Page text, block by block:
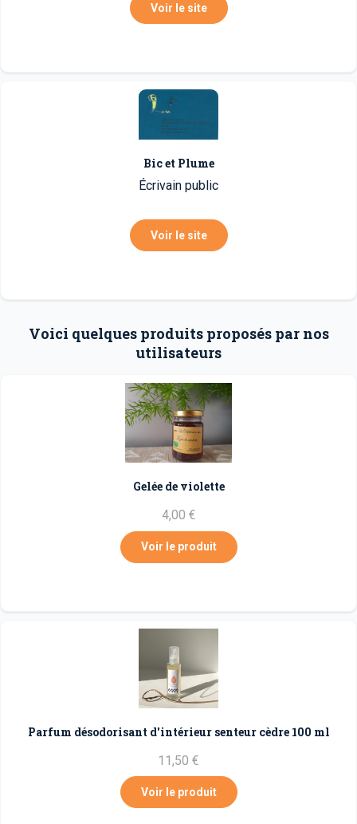
Voir le site
Bic et Plume
Écrivain public
Voir le site
Voici quelques produits proposés par nos
utilisateurs
Gelée de violette
4,00 €
Voir le produit
Parfum désodorisant d'intérieur senteur cèdre 100 ml
11,50 €
Voir le produit